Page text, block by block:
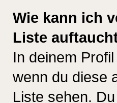
Wie kann ich
Liste
In deinem
wenn du diese
Liste sehen.